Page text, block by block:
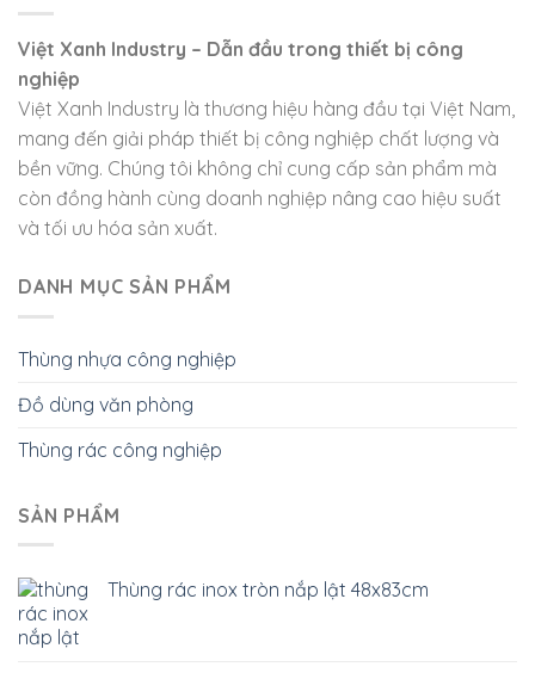
Việt Xanh Industry – Dẫn đầu trong thiết bị công
nghiệp
Việt Xanh Industry là thương hiệu hàng đầu tại Việt Nam,
mang đến giải pháp thiết bị công nghiệp chất lượng và
bền vững. Chúng tôi không chỉ cung cấp sản phẩm mà
còn đồng hành cùng doanh nghiệp nâng cao hiệu suất
và tối ưu hóa sản xuất.
DANH MỤC SẢN PHẨM
Thùng nhựa công nghiệp
Đồ dùng văn phòng
Thùng rác công nghiệp
SẢN PHẨM
Thùng rác inox tròn nắp lật 48x83cm